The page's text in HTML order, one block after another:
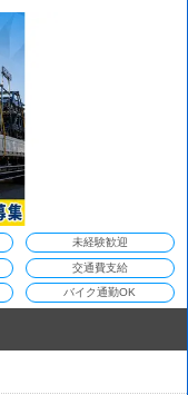
未経験歓迎
交通費支給
バイク通勤OK